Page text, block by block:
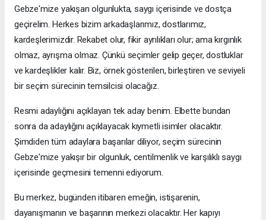
Gebze'mize yakışan olgunlukta, saygı içerisinde ve dostça
geçirelim. Herkes bizim arkadaşlarımız, dostlarımız,
kardeşlerimizdir. Rekabet olur, fikir ayrılıkları olur; ama kırgınlık
olmaz, ayrışma olmaz. Çünkü seçimler gelip geçer, dostluklar
ve kardeşlikler kalır. Biz, örnek gösterilen, birleştiren ve seviyeli
bir seçim sürecinin temsilcisi olacağız.
Resmi adaylığını açıklayan tek aday benim. Elbette bundan
sonra da adaylığını açıklayacak kıymetli isimler olacaktır.
Şimdiden tüm adaylara başarılar diliyor, seçim sürecinin
Gebze'mize yakışır bir olgunluk, centilmenlik ve karşılıklı saygı
içerisinde geçmesini temenni ediyorum.
Bu merkez, bugünden itibaren emeğin, istişarenin,
dayanışmanın ve başarının merkezi olacaktır. Her kapıyı